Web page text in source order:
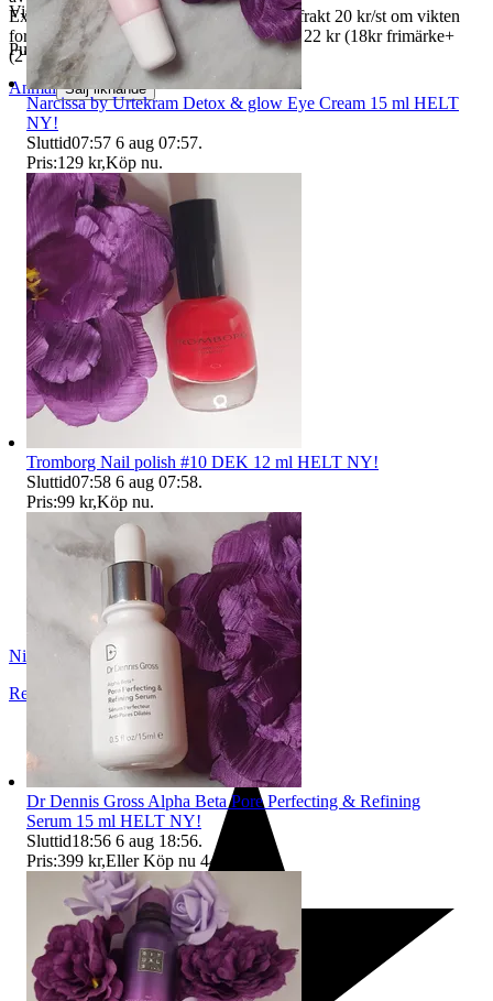
Exempel du har vunnit två annonser med frakt 20 kr/st om vikten
fortfarande är under 50g blir totala frakten 22 kr (18kr frimärke+
(2*2kr=4kr omkostnader).
Visningar 42
Publicerad 17 jun 20:29
Anmäl Sälj liknande
NikhitaMedH
Rejmyre
Sverige
Narcissa by Urtekram Detox & glow Eye Cream 15 ml HELT
NY!
Sluttid07:57 6 aug 07:57.
Pris:129 kr,Köp nu.
Tromborg Nail polish #10 DEK 12 ml HELT NY!
Sluttid07:58 6 aug 07:58.
Pris:99 kr,Köp nu.
Dr Dennis Gross Alpha Beta Pore Perfecting & Refining
Serum 15 ml HELT NY!
Sluttid18:56 6 aug 18:56.
Pris:399 kr,Eller Köp nu 449 kr